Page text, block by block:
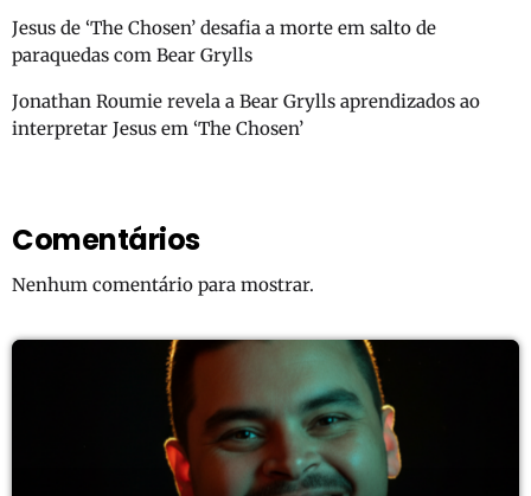
Jesus de ‘The Chosen’ desafia a morte em salto de
paraquedas com Bear Grylls
Jonathan Roumie revela a Bear Grylls aprendizados ao
interpretar Jesus em ‘The Chosen’
Comentários
Nenhum comentário para mostrar.